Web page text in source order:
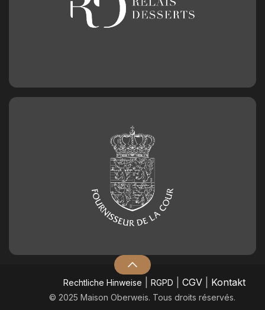
​Rechtliche Hinweise RGPD CGV| Kontakt
© 2025 Maison Oberweis. Tous droits réservés.